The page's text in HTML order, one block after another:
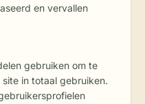
en vervallen
gebruiken om te
in totaal gebruiken.